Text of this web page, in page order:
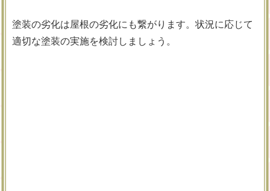
塗装の劣化は屋根の劣化にも繋がります。状況に応じて
適切な塗装の実施を検討しましょう。